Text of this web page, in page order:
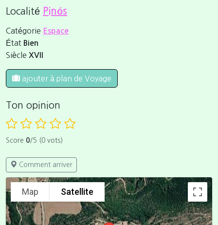
Localité Pinós
Catégorie Espace
État Bien
Siècle XVII
ajouter à plan de Voyage
Ton opinion
Score 0/5 (0 vots)
Comment arriver
Map Satellite